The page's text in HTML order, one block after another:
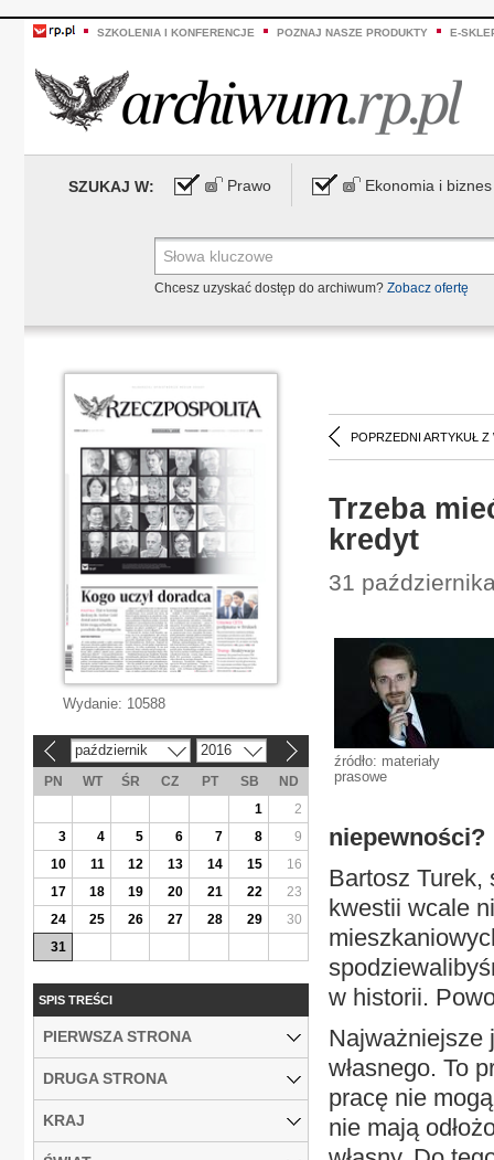
SZKOLENIA I KONFERENCJE POZNAJ NASZE PRODUKTY E-
SZUKAJ W: Prawo Ekonomia i biznes
Chcesz uzyskać dostęp do archiwum? Zobacz ofertę
POPRZEDNI ARTYKUŁ Z
Trzeba
kredyt
31
źródło: materiały
prasowe
niepewności?
Bartosz Turek,
kwestii wcale
w historii.
Najważniejsze
własnego. To
pracę nie
nie mają
Wydanie: 10588
październik 2016
PN WT ŚR CZ PT SB
ND
1
2
3
4 5 6 7 8
9
10
11 12 13 14 15
16
17
18 19 20 21 22
23
24
25 26 27 28 29
30
31
SPIS TREŚCI
PIERWSZA STRONA
DRUGA STRONA
KRAJ